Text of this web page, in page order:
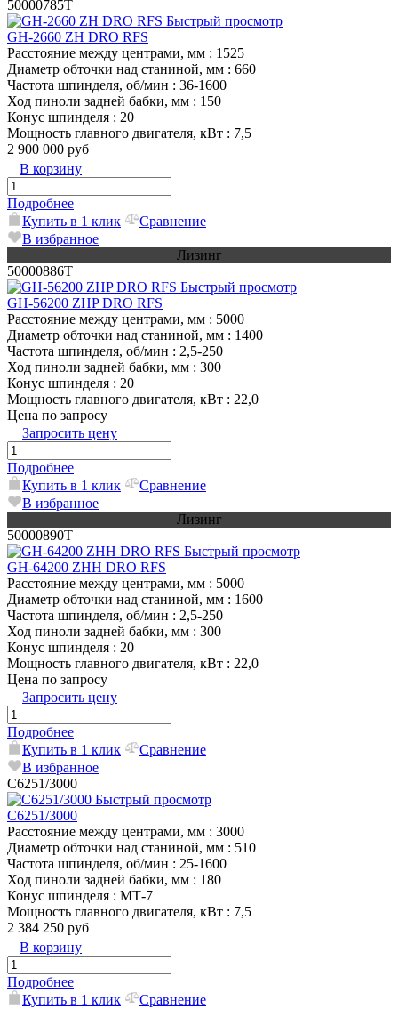
50000785T
Быстрый просмотр
GH-2660 ZH DRO RFS
Расстояние между центрами, мм : 1525
Диаметр обточки над станиной, мм : 660
Частота шпинделя, об/мин : 36-1600
Ход пиноли задней бабки, мм : 150
Конус шпинделя : 20
Мощность главного двигателя, кВт : 7,5
2 900 000 руб
В корзину
Подробнее
Купить в 1 клик
Сравнение
В избранное
Лизинг
50000886T
Быстрый просмотр
GH-56200 ZHP DRO RFS
Расстояние между центрами, мм : 5000
Диаметр обточки над станиной, мм : 1400
Частота шпинделя, об/мин : 2,5-250
Ход пиноли задней бабки, мм : 300
Конус шпинделя : 20
Мощность главного двигателя, кВт : 22,0
Цена по запросу
Запросить цену
Подробнее
Купить в 1 клик
Сравнение
В избранное
Лизинг
50000890T
Быстрый просмотр
GH-64200 ZHH DRO RFS
Расстояние между центрами, мм : 5000
Диаметр обточки над станиной, мм : 1600
Частота шпинделя, об/мин : 2,5-250
Ход пиноли задней бабки, мм : 300
Конус шпинделя : 20
Мощность главного двигателя, кВт : 22,0
Цена по запросу
Запросить цену
Подробнее
Купить в 1 клик
Сравнение
В избранное
C6251/3000
Быстрый просмотр
C6251/3000
Расстояние между центрами, мм : 3000
Диаметр обточки над станиной, мм : 510
Частота шпинделя, об/мин : 25-1600
Ход пиноли задней бабки, мм : 180
Конус шпинделя : MТ-7
Мощность главного двигателя, кВт : 7,5
2 384 250 руб
В корзину
Подробнее
Купить в 1 клик
Сравнение